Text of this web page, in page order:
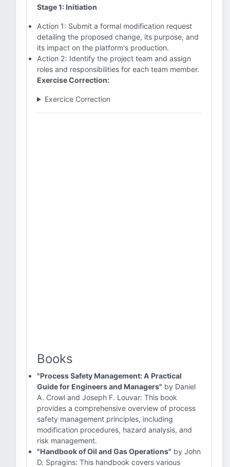
Stage 1: Initiation
Action 1: Submit a formal modification request
detailing the proposed change, its purpose, and
its impact on the platform's production.
Action 2: Identify the project team and assign
roles and responsibilities for each team member.
Exercise Correction:
Exercice Correction
Books
"Process Safety Management: A Practical
Guide for Engineers and Managers" by Daniel
A. Crowl and Joseph F. Louvar: This book
provides a comprehensive overview of process
safety management principles, including
modification procedures, hazard analysis, and
risk management.
"Handbook of Oil and Gas Operations" by John
D. Spragins: This handbook covers various